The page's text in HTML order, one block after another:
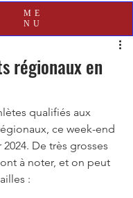
ME
NU
régionaux en
qualifiés aux
ce week-end
2024. De très grosses
à noter, et on peut
: